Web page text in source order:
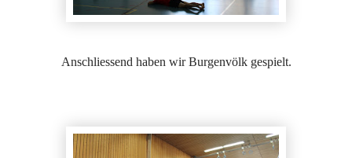
Anschliessend haben wir Burgenvölk gespielt.